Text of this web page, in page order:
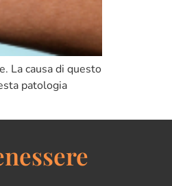
La causa di questo
patologia